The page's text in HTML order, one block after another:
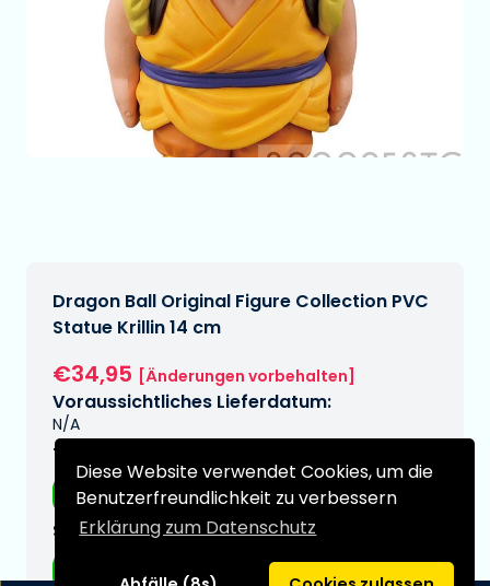
Diese Website verwendet Cookies, um die
Benutzerfreundlichkeit zu verbessern
Erklärung zum Datenschutz
Dragon Ball Original Figure Collection PVC
Statue Krillin 14 cm
€34,95 [Änderungen vorbehalten]
Voraussichtliches Lieferdatum:
N/A
Typ:
Anime-Figuren
Serie:
Dragon ball